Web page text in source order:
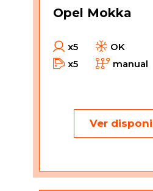
Opel Mokka
x5
OK
x5
manual
Ver